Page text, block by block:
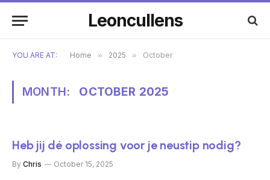
Leoncullens
YOU ARE AT: Home » 2025 » October
MONTH: OCTOBER 2025
Heb jij dé oplossing voor je neustip nodig?
By Chris October 15, 2025